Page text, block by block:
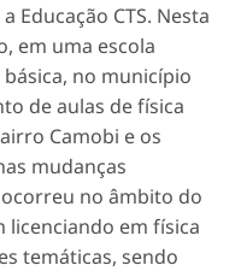
Educação CTS. Nesta
em uma escola
no município
de aulas de física
Camobi e os
mudanças
no âmbito do
licenciando em física
temáticas, sendo